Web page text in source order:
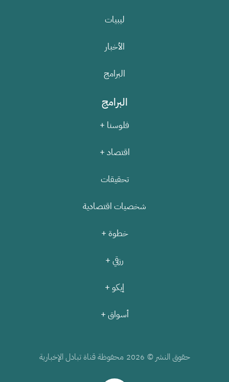
ليبيات
الأخبار
البرامج
البرامج
فلوسنا +
اقتصاد +
تحقيقات
شخصيات اقتصادية
خطوة +
رزقي +
إيكو +
أسواق +
حقوق النشر © 2026 محفوظة قناة تبادل الإخبارية